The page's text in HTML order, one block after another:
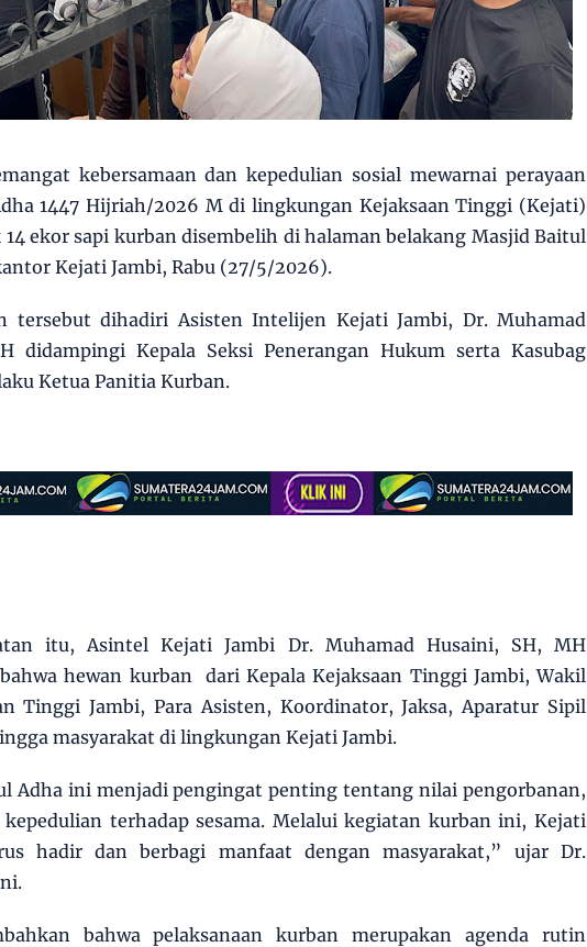
kebersamaan dan kepedulian sosial mewarnai perayaan
1447 Hijriah/2026 M di lingkungan Kejaksaan Tinggi (Kejati)
14 ekor sapi kurban disembelih di halaman belakang Masjid Baitul
Kejati Jambi, Rabu (27/5/2026).
tersebut dihadiri Asisten Intelijen Kejati Jambi, Dr. Muhamad
didampingi Kepala Seksi Penerangan Hukum serta Kasubag
Ketua Panitia Kurban.
itu, Asintel Kejati Jambi Dr. Muhamad Husaini, SH, MH
hewan kurban dari Kepala Kejaksaan Tinggi Jambi, Wakil
Tinggi Jambi, Para Asisten, Koordinator, Jaksa, Aparatur Sipil
masyarakat di lingkungan Kejati Jambi.
Adha ini menjadi pengingat penting tentang nilai pengorbanan,
terhadap sesama. Melalui kegiatan kurban ini, Kejati
hadir dan berbagi manfaat dengan masyarakat,” ujar Dr.
bahwa pelaksanaan kurban merupakan agenda rutin